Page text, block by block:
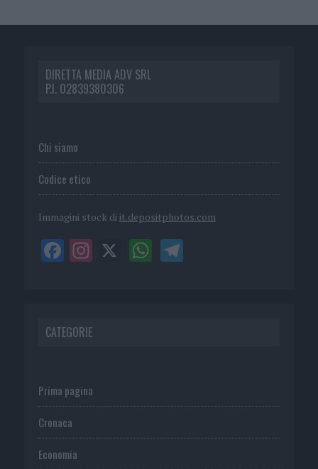
DIRETTA MEDIA ADV SRL
P.I. 02839380306
Chi siamo
Codice etico
Immagini stock di it.depositphotos.com
CATEGORIE
Prima pagina
Cronaca
Economia